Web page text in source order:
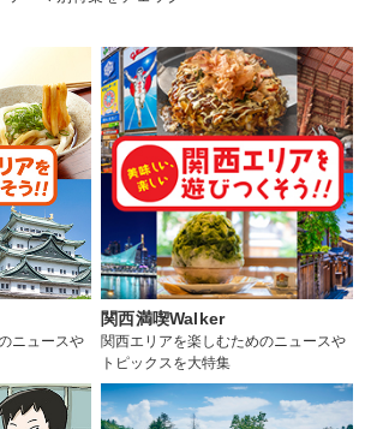
ニュースや
関西満喫Walker
関西エリアを楽しむためのニュースや
トピックスを大特集